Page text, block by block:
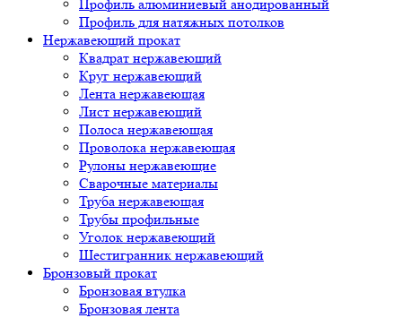
Профиль алюминиевый анодированный
Профиль для натяжных потолков
Нержавеющий прокат
Квадрат нержавеющий
Круг нержавеющий
Лента нержавеющая
Лист нержавеющий
Полоса нержавеющая
Проволока нержавеющая
Рулоны нержавеющие
Сварочные материалы
Труба нержавеющая
Трубы профильные
Уголок нержавеющий
Шестигранник нержавеющий
Бронзовый прокат
Бронзовая втулка
Бронзовая лента